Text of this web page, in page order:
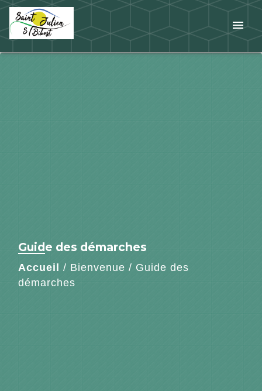
menu
Guide des démarches
Accueil / Bienvenue / Guide des
démarches